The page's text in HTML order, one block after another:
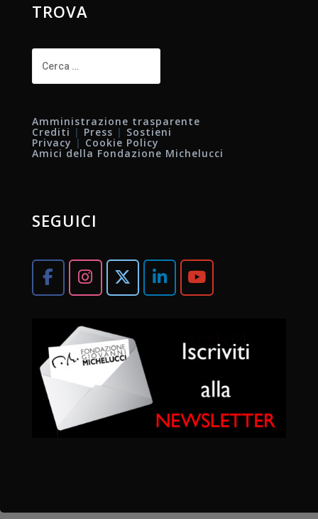
TROVA
per:
Amministrazione trasparente
Crediti | Press | Sostieni
Privacy | Cookie Policy
Amici della Fondazione Michelucci
SEGUICI